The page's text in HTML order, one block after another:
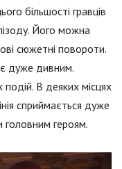
більшості гравців
Його можна
сюжетні повороти.
дуже дивним.
В деяких місцях
сприймається дуже
головним героям.